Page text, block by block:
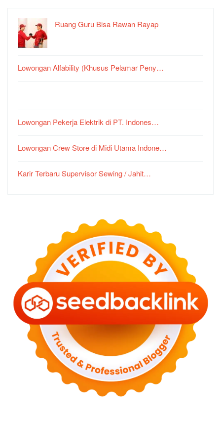
Ruang Guru Bisa Rawan Rayap
Lowongan Alfability (Khusus Pelamar Peny…
Lowongan Pekerja Elektrik di PT. Indones…
Lowongan Crew Store di Midi Utama Indone…
Karir Terbaru Supervisor Sewing / Jahit…